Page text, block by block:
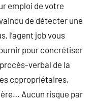
emploi de votre
de détecter une
l’agent job vous
pour concrétiser
verbal de la
copropriétaires,
Aucun risque par